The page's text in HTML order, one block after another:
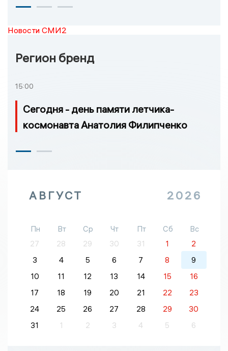
Новости СМИ2
Регион бренд
15:00
Сегодня - день памяти летчика-
космонавта Анатолия Филипченко
АВГУСТ 2026
Пн Вт Ср Чт Пт Сб
Вс
27
28 29 30 31 1
2
3
4 5 6 7 8
9
10
11 12 13 14 15
16
17
18 19 20 21 22
23
24
25 26 27 28 29
30
31
1 2 3 4 5 6